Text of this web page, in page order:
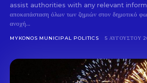
Don't
out!
assist authorities with any relevant information.
αποκατάσταση όλων των ζημιών στον δημοτικό φωτισμό.
ανοχή...
MYKONOS MUNICIPAL POLITICS 5 ΑΥΓΟΎΣΤΟΥ